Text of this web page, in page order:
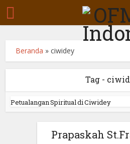
Beranda »ciwidey
Tag -
Petualangan Spiritual di Ciwidey
Prapaskah